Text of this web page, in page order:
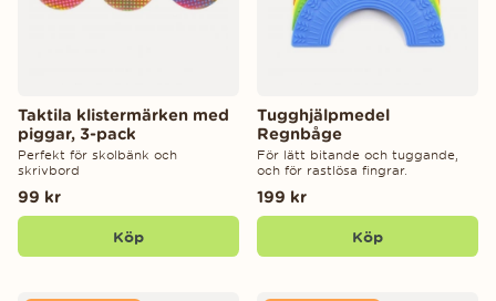
Taktila klistermärken med
piggar, 3-pack
Perfekt för skolbänk och
skrivbord
99 kr
Köp
Tugghjälpmedel
Regnbåge
För lätt bitande och tuggande,
och för rastlösa fingrar.
199 kr
Köp